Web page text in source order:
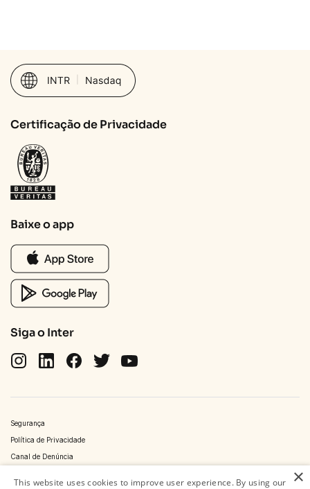
Certificação de Privacidade
Baixe o app
Siga o Inter
Segurança
Política de Privacidade
Canal de Denúncia
×
This website uses cookies to improve user experience. By using our